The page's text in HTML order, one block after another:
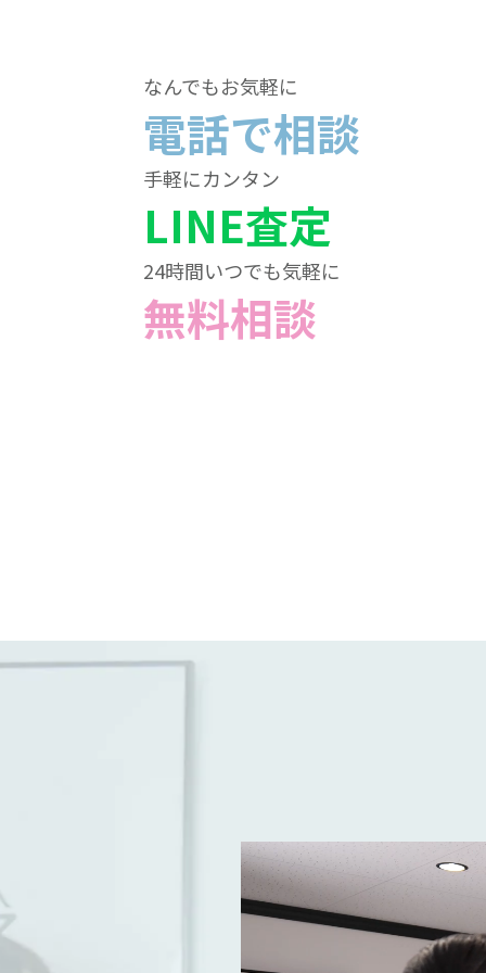
なんでもお気軽に
電話で相談
手軽にカンタン
LINE査定
24時間いつでも気軽に
無料相談